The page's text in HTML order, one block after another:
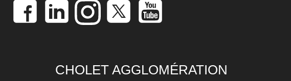
CHOLET AGGLOMÉRATION